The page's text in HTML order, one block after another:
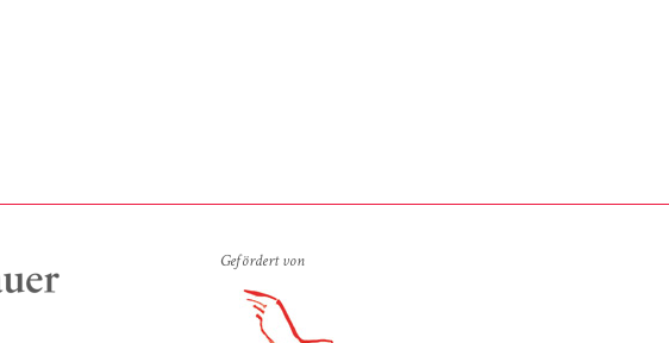
Gefördert von